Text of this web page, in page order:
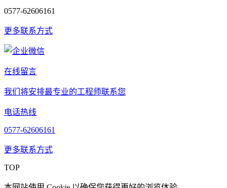
0577-62606161
更多联系方式
在线留言
我们将安排最专业的工程师联系您
电话热线
0577-62606161
更多联系方式
TOP